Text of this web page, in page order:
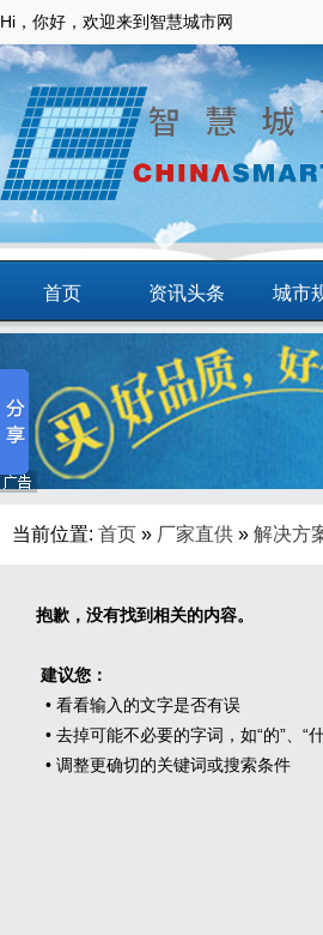
Hi，你好，欢迎来到智慧城市网
首页 资讯头条 城市
智慧应用 商
当前位置: 首页 » 厂家直供 » 解决方
抱歉，没有找到相关的内容。
建议您：
• 看看输入的文字是否有误
• 去掉可能不必要的字词，如“的”、“
• 调整更确切的关键词或搜索条件